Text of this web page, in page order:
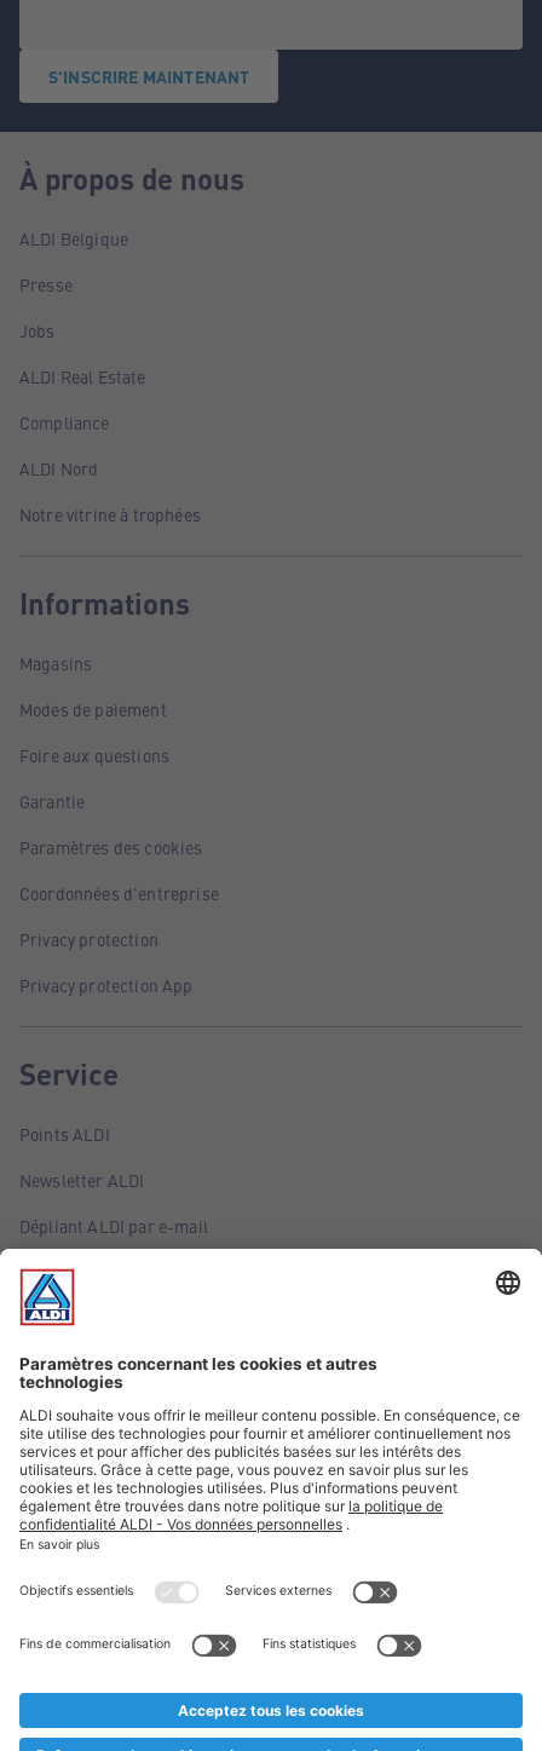
S'INSCRIRE MAINTENANT
À propos de nous
ALDI Belgique
Presse
Jobs
ALDI Real Estate
Compliance
ALDI Nord
Notre vitrine à trophées
Informations
Magasins
Modes de paiement
Foire aux questions
Garantie
Paramètres des cookies
Coordonnées d'entreprise
Privacy protection
Privacy protection App
Service
Points ALDI
Newsletter ALDI
Dépliant ALDI par e-mail
Offres
Infos essentielles
Suivez ALDI Belgique
Textes marqués d'un astérisque et mentions légales
* Nous vendons ces articles temporairement et jusqu'à
au cas où, malgré le planning bien étudié, nous serions
prématurément en rupture de stock. Prix Recupel et TVA incl.
** Sur ce site, l’utilisation de la forme masculine a été adoptée